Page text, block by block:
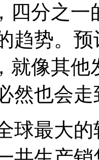
四分之
趋势。
就像其
然也会
球最大